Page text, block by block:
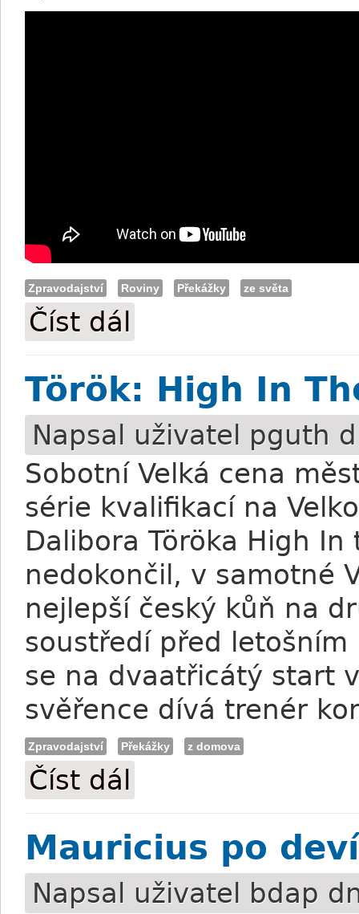
Zpravodajství Roviny Překážky ze světa
Číst dál
Török: High In
Napsal uživatel pguth
Sobotní Velká cena
série kvalifikací na
Dalibora Töröka High
nedokončil, v samotné
nejlepší český kůň na
soustředí před
se na dvaatřicátý start
svěřence dívá trenér
Zpravodajství Překážky z domova
Číst dál
Mauricius po
Napsal uživatel bdap